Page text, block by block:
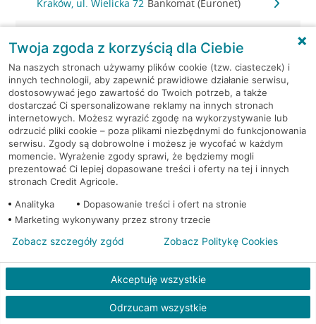
Kraków, ul. Wielicka 72 Bankomat (Euronet)
Kraków, ul. Wielicka 79 Bankomat (Euronet)
Kraków, ul. Wiślna 6 Bankomat (Euronet)
Kraków, ul. Włoska 2 Bankomat (Euronet)
Kraków, ul. Wrocławska 43A Bankomat (Euronet)
Kraków, ul. Wysłouchów 1 Bankomat (Euronet)
Kraków, ul. Zakopiańska 105 Bankomat (Euronet)
Kraków, ul. Zakopiańska 62 Bankomat (Euronet)
Kraków, ul. Zakopiańska 62 Bankomat (Euronet)
Twoja zgoda z korzyścią dla Ciebie
Na naszych stronach używamy plików cookie (tzw. ciasteczek) i
innych technologii, aby zapewnić prawidłowe działanie serwisu,
dostosowywać jego zawartość do Twoich potrzeb, a także
dostarczać Ci spersonalizowane reklamy na innych stronach
internetowych. Możesz wyrazić zgodę na wykorzystywanie lub
odrzucić pliki cookie – poza plikami niezbędnymi do funkcjonowania
serwisu. Zgody są dobrowolne i możesz je wycofać w każdym
momencie. Wyrażenie zgody sprawi, że będziemy mogli
prezentować Ci lepiej dopasowane treści i oferty na tej i innych
stronach Credit Agricole.
Analityka
Dopasowanie treści i ofert na stronie
Marketing wykonywany przez strony trzecie
Akceptuję wszystkie
Odrzucam wszystkie
Zobacz szczegóły zgód Zobacz Politykę Cookies